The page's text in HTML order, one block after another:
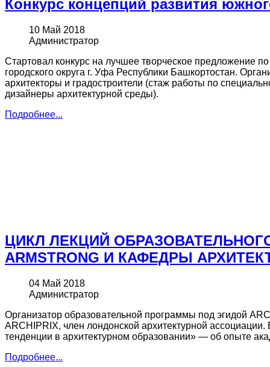
Конкурс концепций развития
10 Май 2018
Администратор
Стартовал конкурс на лучшее творческое предложение
городского округа г. Уфа Республики Башкортостан.
архитекторы и градостроители (стаж работы по
дизайнеры архитектурной среды).
Подробнее...
ЦИКЛ ЛЕКЦИЙ
ARMSTRONG И КАФЕДРЫ
04 Май 2018
Администратор
Организатор образовательной программы под эгидой
ARCHIPRIX, член лондонской архитектурной
тенденции в архитектурном образовании» — об опыте
Подробнее...